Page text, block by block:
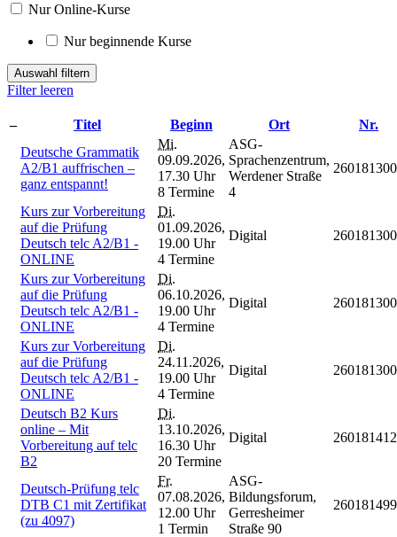
Nur Online-Kurse
Nur beginnende Kurse
Auswahl filtern
Filter leeren
– Titel Beginn Ort
Nr.
Deutsche Grammatik
A2/B1 auffrischen –
ganz entspannt!
Mi.
09.09.2026,
17.30 Uhr
8 Termine
ASG-
Sprachenzentrum,
Werdener Straße
4
Kurs zur Vorbereitung
auf die Prüfung
Deutsch telc A2/B1 -
ONLINE
Di.
01.09.2026,
19.00 Uhr
4 Termine
Digital
Kurs zur Vorbereitung
auf die Prüfung
Deutsch telc A2/B1 -
ONLINE
Di.
06.10.2026,
19.00 Uhr
4 Termine
Digital
Kurs zur Vorbereitung
auf die Prüfung
Deutsch telc A2/B1 -
ONLINE
Di.
24.11.2026,
19.00 Uhr
4 Termine
Digital
Deutsch B2 Kurs
online – Mit
Vorbereitung auf telc
B2
Di.
13.10.2026,
16.30 Uhr
20 Termine
Digital
Deutsch-Prüfung telc
DTB C1 mit Zertifikat
(zu 4097)
Fr.
07.08.2026,
12.00 Uhr
1 Termin
ASG-
Bildungsforum,
Gerresheimer
Straße 90